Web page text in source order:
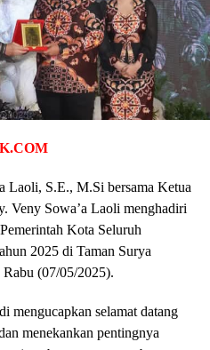
Laoli, S.E., M.Si bersama Ketua
Sowa’a Laoli menghadiri
Kota Seluruh
2025 di Taman Surya
(07/05/2025).
mengucapkan selamat datang
menekankan pentingnya